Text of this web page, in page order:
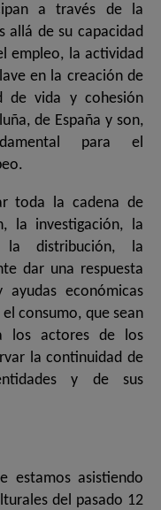
a través de la
de su capacidad
empleo, la actividad
en la creación de
de vida y cohesión
de España y son,
para el
toda la cadena de
la investigación, la
la distribución, la
dar una respuesta
económicas
consumo, que sean
los actores de los
la continuidad de
y de sus
estamos asistiendo
del pasado 12